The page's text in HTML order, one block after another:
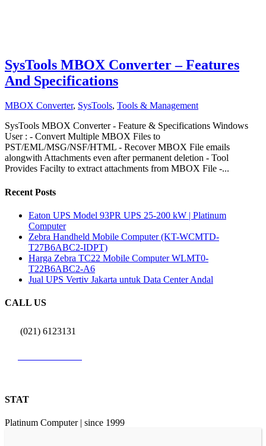
SysTools MBOX Converter – Features
And Specifications
MBOX Converter, SysTools, Tools & Management
SysTools MBOX Converter - Feature & Specifications Windows
User : - Convert Multiple MBOX Files to
PST/EML/MSG/NSF/HTML - Recover MBOX File emails
alongwith Attachments even after permanent deletion - Tool
Provides Facilty to extract attachments from MBOX File -...
Recent Posts
Eaton UPS Model 93PR UPS 25-200 kW | Platinum
Computer
Zebra Handheld Mobile Computer (KT-WCMTD-
T27B6ABC2-IDPT)
Harga Zebra TC22 Mobile Computer WLMT0-
T22B6ABC2-A6
Jual UPS Vertiv Jakarta untuk Data Center Andal
CALL US
(021) 6123131
STAT
Platinum Computer | since 1999